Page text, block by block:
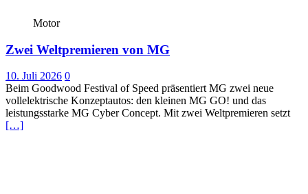
Motor
Zwei Weltpremieren von MG
10. Juli 2026 0
Beim Goodwood Festival of Speed präsentiert MG zwei neue
vollelektrische Konzeptautos: den kleinen MG GO! und das
leistungsstarke MG Cyber Concept. Mit zwei Weltpremieren setzt
[…]